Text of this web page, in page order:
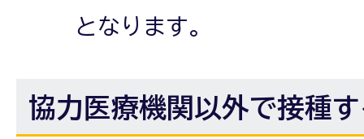
となります。
協力医療機関以外で接種